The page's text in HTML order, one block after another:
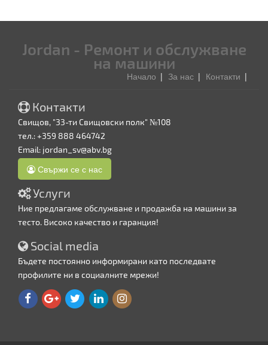
Jordan - Ремонт и обслужване
на машини
Начало За нас Контакти
Контакти
Свищов, "33-ти Свищовски полк" №108
тел.: +359 888 464742
Email: jordan_sv@abv.bg
Свържи се с нас
Услуги
Ние предлагаме обслужване и продажба на машини за
тесто. Високо качество и гаранция!
Social media
Бъдете постоянно информирани като последвате
профилите ни в социалните мрежи!